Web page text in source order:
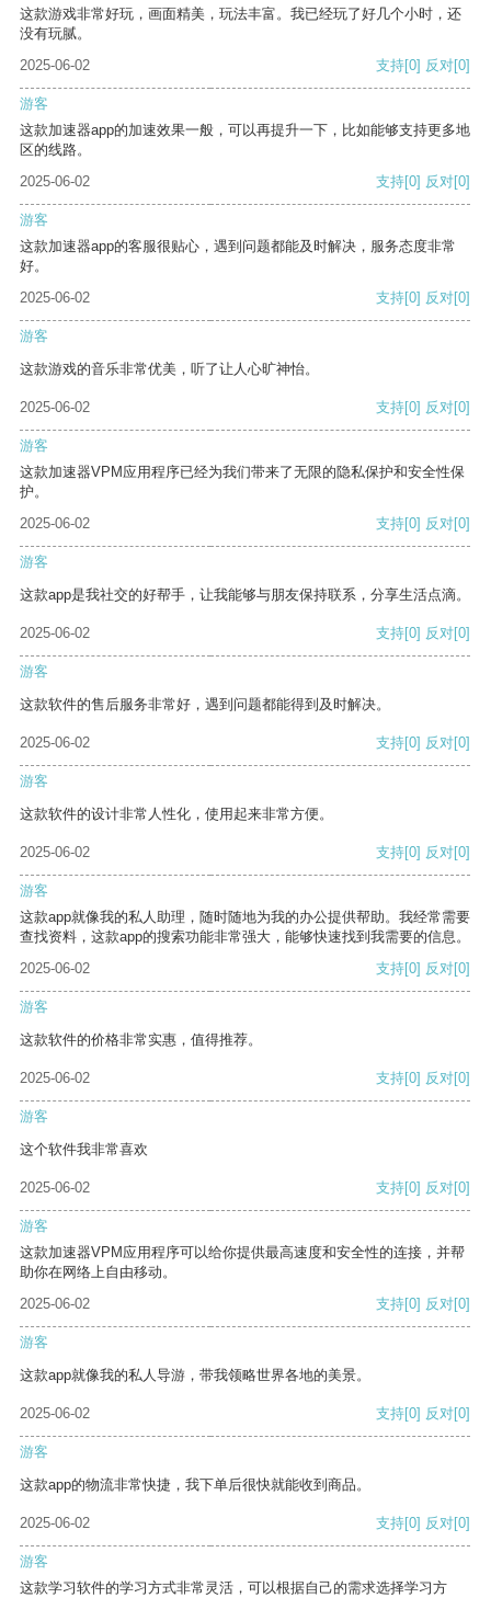
这款游戏非常好玩，画面精美，玩法丰富。我已经玩了好几个小时，还
没有玩腻。
2025-06-02
支持[0] 反对[0]
游客
这款加速器app的加速效果一般，可以再提升一下，比如能够支持更多地
区的线路。
2025-06-02
支持[0] 反对[0]
游客
这款加速器app的客服很贴心，遇到问题都能及时解决，服务态度非常
好。
2025-06-02
支持[0] 反对[0]
游客
这款游戏的音乐非常优美，听了让人心旷神怡。
2025-06-02 支持[0] 反对[0]
游客
这款加速器VPM应用程序已经为我们带来了无限的隐私保护和安全性保
护。
2025-06-02
支持[0] 反对[0]
游客
这款app是我社交的好帮手，让我能够与朋友保持联系，分享生活点滴。
2025-06-02 支持[0] 反对[0]
游客
这款软件的售后服务非常好，遇到问题都能得到及时解决。
2025-06-02 支持[0] 反对[0]
游客
这款软件的设计非常人性化，使用起来非常方便。
2025-06-02 支持[0] 反对[0]
游客
这款app就像我的私人助理，随时随地为我的办公提供帮助。我经常需要
查找资料，这款app的搜索功能非常强大，能够快速找到我需要的信息。
2025-06-02
支持[0] 反对[0]
游客
这款软件的价格非常实惠，值得推荐。
2025-06-02 支持[0] 反对[0]
游客
这个软件我非常喜欢
2025-06-02 支持[0] 反对[0]
游客
这款加速器VPM应用程序可以给你提供最高速度和安全性的连接，并帮
助你在网络上自由移动。
2025-06-02
支持[0] 反对[0]
游客
这款app就像我的私人导游，带我领略世界各地的美景。
2025-06-02 支持[0] 反对[0]
游客
这款app的物流非常快捷，我下单后很快就能收到商品。
2025-06-02 支持[0] 反对[0]
游客
这款学习软件的学习方式非常灵活，可以根据自己的需求选择学习方